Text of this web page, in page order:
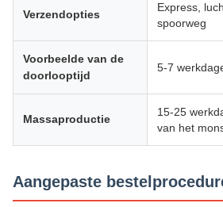
Verzendopties
Express,
spoorweg
Voorbeelde van de
doorlooptijd
5-7
Massaproductie
15-25
van het
Aangepaste